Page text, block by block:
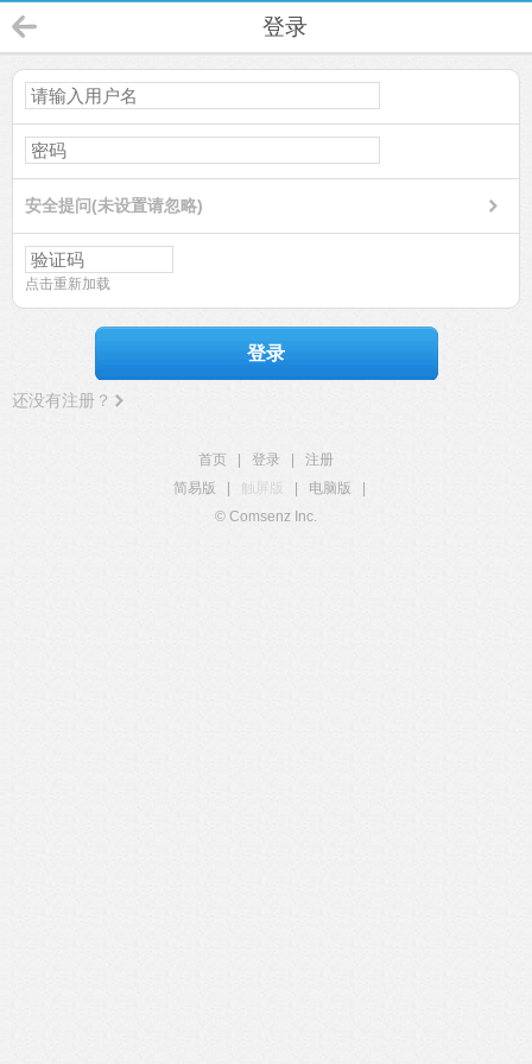
登录
安全提问(未设置请忽略)
点击重新加载
登录
还没有注册？
首页 登录
注册
简易版
触屏版 电脑版
© Comsenz Inc.